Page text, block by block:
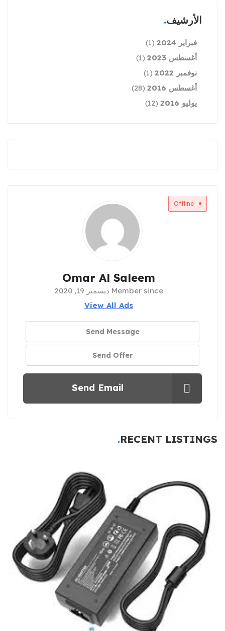
الأرشيف
فبراير 2024 (1)
أغسطس 2023 (1)
نوفمبر 2022 (1)
أغسطس 2016 (28)
يوليو 2016 (12)
Offline
Omar Al Saleem
Member since ديسمبر 19, 2020
View All Ads
Send Message
Send Offer
Send Email
RECENT LISTINGS